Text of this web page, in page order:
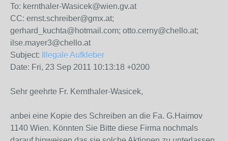
To: kernthaler-Wasicek@wien.gv.at
CC: ernst.schreiber@gmx.at;
gerhard_kuchta@hotmail.com; otto.cerny@chello.at;
ilse.mayer3@chello.at
Subject:
Illegale Aufkleber
Date: Fri, 23 Sep 2011 10:13:18 +0200
Sehr geehrte Fr. Kernthaler-Wasicek,
anbei eine Kopie des Schreiben an die Fa. G.Haimov
1140 Wien. Könnten Sie Bitte diese Firma nochmals